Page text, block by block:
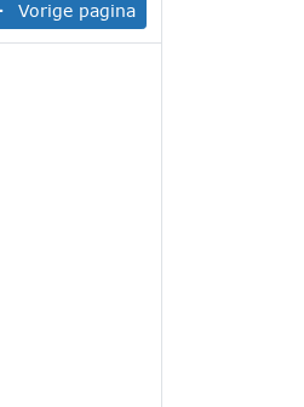
Vorige pagina